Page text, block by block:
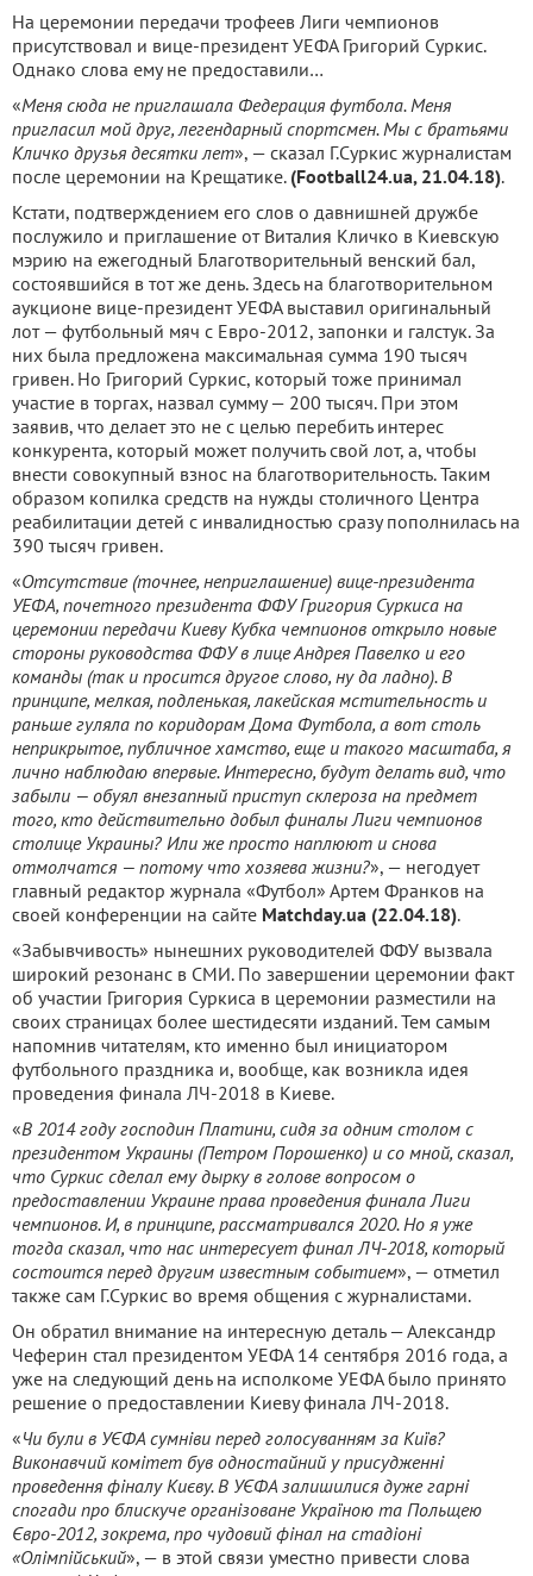
На церемонии передачи трофеев Лиги чемпионов
присутствовал и вице-президент УЕФА Григорий Суркис.
Однако слова ему не предоставили…
«Меня сюда не приглашала Федерация футбола. Меня
пригласил мой друг, легендарный спортсмен. Мы с братьями
Кличко друзья десятки лет», — сказал Г.Суркис журналистам
после церемонии на Крещатике. (Football24.ua, 21.04.18).
Кстати, подтверждением его слов о давнишней дружбе
послужило и приглашение от Виталия Кличко в Киевскую
мэрию на ежегодный Благотворительный венский бал,
состоявшийся в тот же день. Здесь на благотворительном
аукционе вице-президент УЕФА выставил оригинальный
лот — футбольный мяч с Евро-2012, запонки и галстук. За
них была предложена максимальная сумма 190 тысяч
гривен. Но Григорий Суркис, который тоже принимал
участие в торгах, назвал сумму — 200 тысяч. При этом
заявив, что делает это не с целью перебить интерес
конкурента, который может получить свой лот, а, чтобы
внести совокупный взнос на благотворительность. Таким
образом копилка средств на нужды столичного Центра
реабилитации детей с инвалидностью сразу пополнилась на
390 тысяч гривен.
«Отсутствие (точнее, неприглашение) вице-президента
УЕФА, почетного президента ФФУ Григория Суркиса на
церемонии передачи Киеву Кубка чемпионов открыло новые
стороны руководства ФФУ в лице Андрея Павелко и его
команды (так и просится другое слово, ну да ладно). В
принципе, мелкая, подленькая, лакейская мстительность и
раньше гуляла по коридорам Дома Футбола, а вот столь
неприкрытое, публичное хамство, еще и такого масштаба, я
лично наблюдаю впервые. Интересно, будут делать вид, что
забыли — обуял внезапный приступ склероза на предмет
того, кто действительно добыл финалы Лиги чемпионов
столице Украины? Или же просто наплюют и снова
отмолчатся — потому что хозяева жизни?», — негодует
главный редактор журнала «Футбол» Артем Франков на
своей конференции на сайте Matchday.ua (22.04.18).
«Забывчивость» нынешних руководителей ФФУ вызвала
широкий резонанс в СМИ. По завершении церемонии факт
об участии Григория Суркиса в церемонии разместили на
своих страницах более шестидесяти изданий. Тем самым
напомнив читателям, кто именно был инициатором
футбольного праздника и, вообще, как возникла идея
проведения финала ЛЧ-2018 в Киеве.
«В 2014 году господин Платини, сидя за одним столом с
президентом Украины (Петром Порошенко) и со мной, сказал,
что Суркис сделал ему дырку в голове вопросом о
предоставлении Украине права проведения финала Лиги
чемпионов. И, в принципе, рассматривался 2020. Но я уже
тогда сказал, что нас интересует финал ЛЧ-2018, который
состоится перед другим известным событием», — отметил
также сам Г.Суркис во время общения с журналистами.
Он обратил внимание на интересную деталь — Александр
Чеферин стал президентом УЕФА 14 сентября 2016 года, а
уже на следующий день на исполкоме УЕФА было принято
решение о предоставлении Киеву финала ЛЧ-2018.
«Чи були в УЄФА сумніви перед голосуванням за Київ?
Виконавчий комітет був одностайний у присудженні
проведення фіналу Києву. В УЄФА залишилися дуже гарні
спогади про блискуче організоване Україною та Польщею
Євро-2012, зокрема, про чудовий фінал на стадіоні
«Олімпійський», — в этой связи уместно привести слова